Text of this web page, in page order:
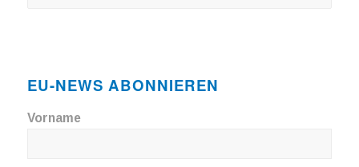
EU-NEWS ABONNIEREN
Vorname